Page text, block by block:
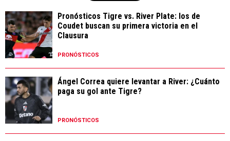
Pronósticos Tigre vs. River Plate: los de
Coudet buscan su primera victoria en el
Clausura
PRONÓSTICOS
Ángel Correa quiere levantar a River: ¿Cuánto
paga su gol ante Tigre?
PRONÓSTICOS